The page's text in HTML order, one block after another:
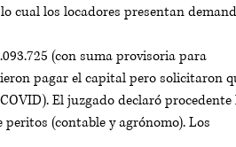
cual los locadores presentan
(con suma provisoria para
pagar el capital pero solicitaron
El juzgado declaró procedente
(contable y agrónomo). Los